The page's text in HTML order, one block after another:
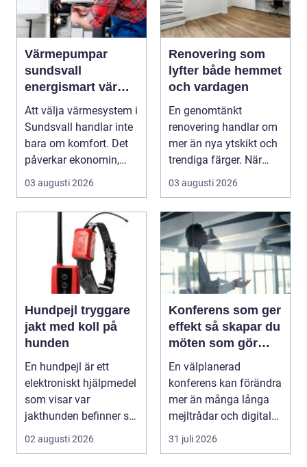
Värmepumpar
sundsvall
energismart värme
för norrländskt
klimat
Att välja värmesystem i
Sundsvall handlar inte
bara om komfort. Det
påverkar ekonomin,
miljön och hu...
03 augusti 2026
Renovering som
lyfter både hemmet
och vardagen
En genomtänkt
renovering handlar om
mer än nya ytskikt och
trendiga färger. När
arbetet planeras väl...
03 augusti 2026
Hundpejl tryggare
jakt med koll på
hunden
En hundpejl är ett
elektroniskt hjälpmedel
som visar var
jakthunden befinner sig
i realtid. Halsband...
02 augusti 2026
Konferens som ger
effekt så skapar du
möten som gör
skillnad
En välplanerad
konferens kan förändra
mer än många långa
mejltrådar och digitala
möten tillsammans. ...
31 juli 2026